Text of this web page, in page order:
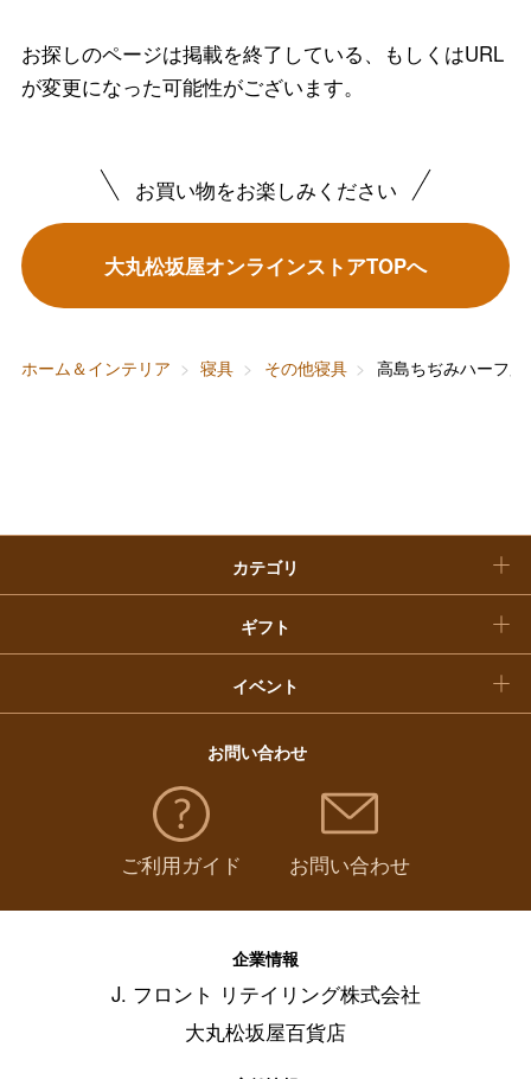
お探しのページは掲載を終了している、もしくはURL
が変更になった可能性がございます。
お買い物をお楽しみください
大丸松坂屋オンラインストアTOPへ
ホーム＆インテリア 寝具 その他寝具 高島ちぢみハーフ
カテゴリ
フード＆スイーツ
ファッション
ホーム＆インテリア
ベビー＆キッズ
ギフト
出産内祝い
結婚内祝い
お香典返し
快気祝い
イベント
バレンタインチョコレート
ホワイトデー
父の日
お中元
福袋
お問い合わせ
ご利用ガイド お問い合わせ
企業情報
J. フロント リテイリング株式会社
大丸松坂屋百貨店